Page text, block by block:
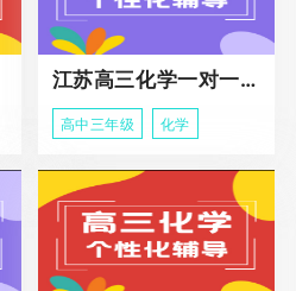
江苏高三化学一对一个性化冲刺辅导
高中三年级 化学